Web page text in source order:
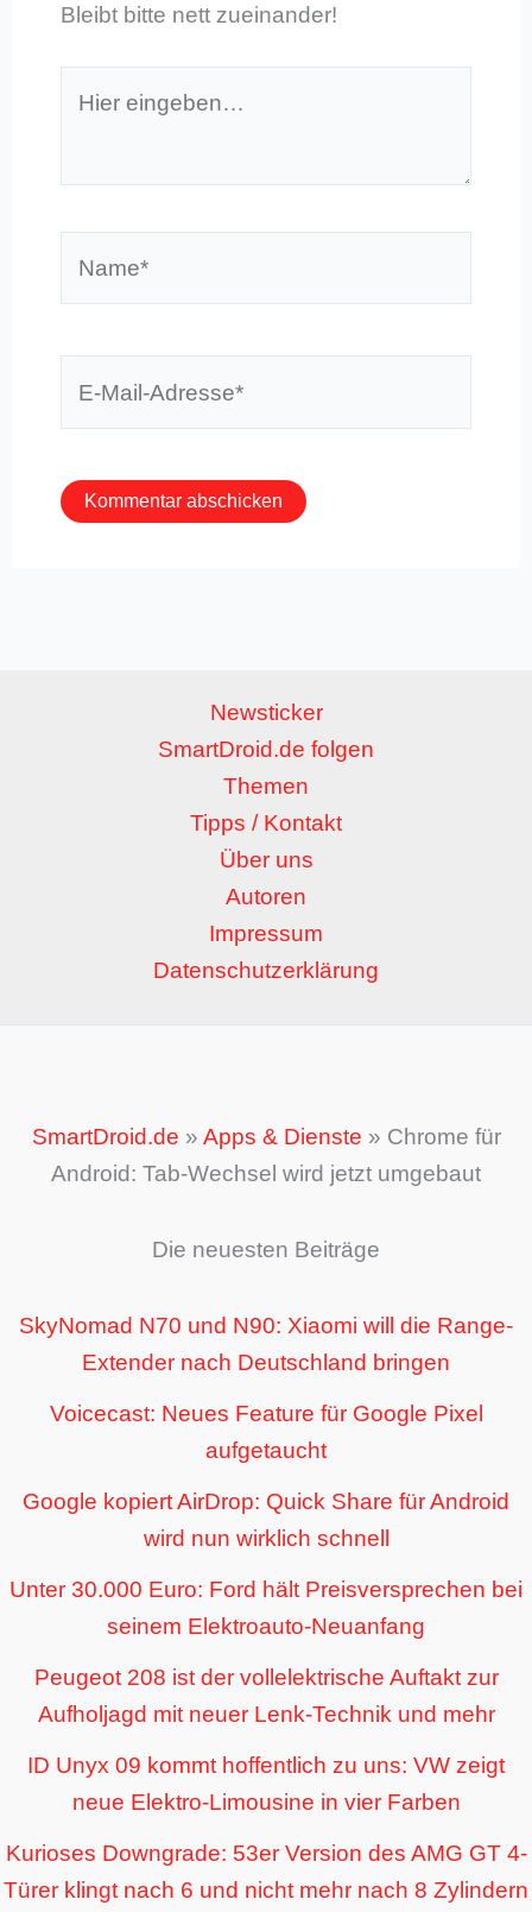
Bleibt bitte nett zueinander!
eingeben…
Newsticker
SmartDroid.de folgen
Themen
Tipps / Kontakt
Über uns
Autoren
Impressum
Datenschutzerklärung
SmartDroid.de » Apps & Dienste » Chrome für
Android: Tab-Wechsel wird jetzt umgebaut
Die neuesten Beiträge
SkyNomad N70 und N90: Xiaomi will die Range-
Extender nach Deutschland bringen
Voicecast: Neues Feature für Google Pixel
aufgetaucht
Google kopiert AirDrop: Quick Share für Android
wird nun wirklich schnell
Unter 30.000 Euro: Ford hält Preisversprechen bei
seinem Elektroauto-Neuanfang
Peugeot 208 ist der vollelektrische Auftakt zur
Aufholjagd mit neuer Lenk-Technik und mehr
ID Unyx 09 kommt hoffentlich zu uns: VW zeigt
neue Elektro-Limousine in vier Farben
Kurioses Downgrade: 53er Version des AMG GT 4-
Türer klingt nach 6 und nicht mehr nach 8 Zylindern